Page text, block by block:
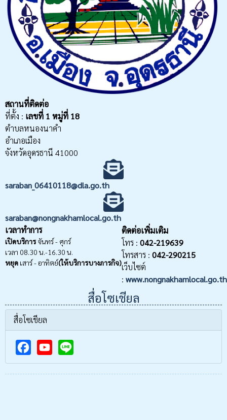
สถานที่ติดต่อ
ที่ตั้ง : เลขที่ 1 หมู่ที่ 18
ตำบลหนองนาคำ
อำเภอเมือง
จังหวัดอุดรธานี 41000
saraban_06410118@dla.go.th
saraban@nongnakhamlocal.go.th
เวลาทำการ
เปิดบริการจันทร์ - ศุกร์
เวลา 08.30 น.-16.30 น.
หยุด เสาร์ - อาทิตย์(ให้บริการบางภารกิจ)
ติดต่อเพิ่มเติม
โทร : 042-219639
โทรสาร : 042-290215
เว็บไซต์
: www.nongnakhamlocal.go.th
สื่อโซเชียล
สื่อโซเชียล
F
a
Y
o